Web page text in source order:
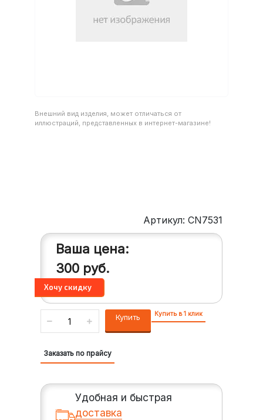
Внешний вид изделия, может отличаться от
иллюстраций, представленных в интернет-магазине!
Артикул: CN7531
Ваша цена:
300 руб.
Купить Купить в 1 клик
Заказать по прайсу
Удобная и быстрая
доставка